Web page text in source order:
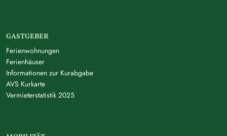
GASTGEBER
Ferienwohnungen
Ferienhäuser
Informationen zur Kurabgabe
AVS Kurkarte
Vermieterstatistik 2025